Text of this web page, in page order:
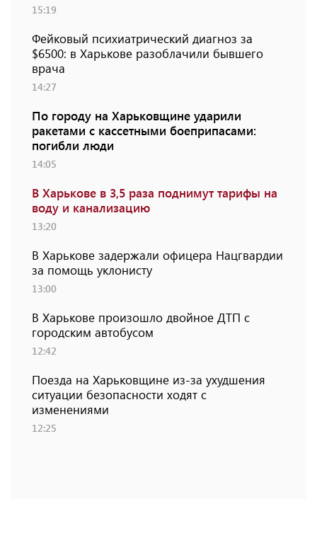
15:19
Фейковый психиатрический диагноз за
$6500: в Харькове разоблачили бывшего
врача
14:27
По городу на Харьковщине ударили
ракетами с кассетными боеприпасами:
погибли люди
14:05
В Харькове в 3,5 раза поднимут тарифы на
воду и канализацию
13:20
В Харькове задержали офицера Нацгвардии
за помощь уклонисту
13:00
В Харькове произошло двойное ДТП с
городским автобусом
12:42
Поезда на Харьковщине из-за ухудшения
ситуации безопасности ходят с
изменениями
12:25